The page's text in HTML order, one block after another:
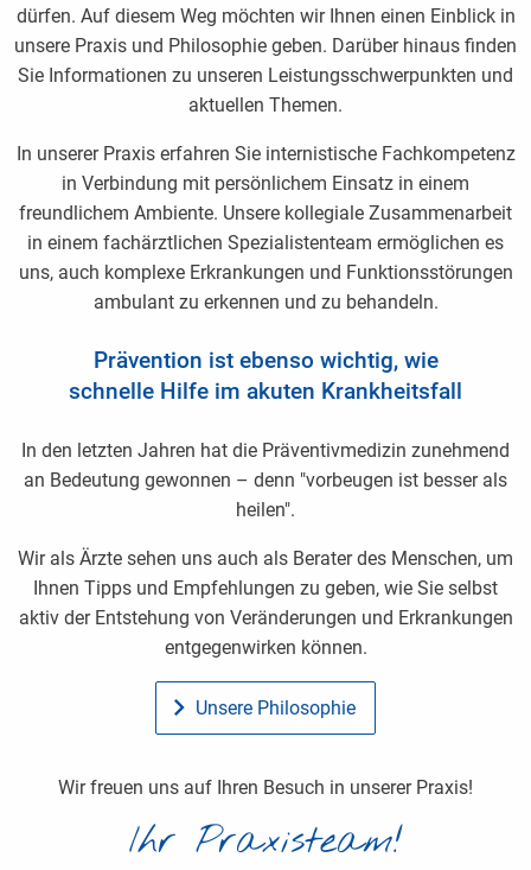
dürfen. Auf diesem Weg möchten wir Ihnen einen Einblick in
unsere Praxis und Philosophie geben. Darüber hinaus finden
Sie Informationen zu unseren Leistungsschwerpunkten und
aktuellen Themen.
In unserer Praxis erfahren Sie internistische Fachkompetenz
in Verbindung mit persönlichem Einsatz in einem
freundlichem Ambiente. Unsere kollegiale Zusammenarbeit
in einem fachärztlichen Spezialistenteam ermöglichen es
uns, auch komplexe Erkrankungen und Funktionsstörungen
ambulant zu erkennen und zu behandeln.
Prävention ist ebenso wichtig, wie
schnelle Hilfe im akuten Krankheitsfall
In den letzten Jahren hat die Präventivmedizin zunehmend
an Bedeutung gewonnen – denn "vorbeugen ist besser als
heilen".
Wir als Ärzte sehen uns auch als Berater des Menschen, um
Ihnen Tipps und Empfehlungen zu geben, wie Sie selbst
aktiv der Entstehung von Veränderungen und Erkrankungen
entgegenwirken können.
Unsere Philosophie
Wir freuen uns auf Ihren Besuch in unserer Praxis!
Ihr Praxisteam!